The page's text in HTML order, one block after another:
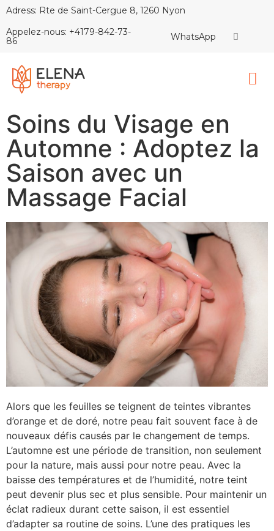
Adress: Rte de Saint-Cergue 8, 1260 Nyon
Appelez-nous: +4179-842-73-
86
WhatsApp
Soins du Visage en
Automne : Adoptez la
Saison avec un
Massage Facial
Alors que les feuilles se teignent de teintes vibrantes
d’orange et de doré, notre peau fait souvent face à de
nouveaux défis causés par le changement de temps.
L’automne est une période de transition, non seulement
pour la nature, mais aussi pour notre peau. Avec la
baisse des températures et de l’humidité, notre teint
peut devenir plus sec et plus sensible. Pour maintenir un
éclat radieux durant cette saison, il est essentiel
d’adapter sa routine de soins. L’une des pratiques les